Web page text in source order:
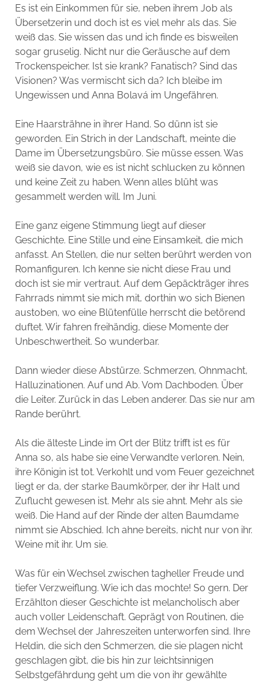
Es ist ein Einkommen für sie, neben ihrem Job als
Übersetzerin und doch ist es viel mehr als das. Sie
weiß das. Sie wissen das und ich finde es bisweilen
sogar gruselig. Nicht nur die Geräusche auf dem
Trockenspeicher. Ist sie krank? Fanatisch? Sind das
Visionen? Was vermischt sich da? Ich bleibe im
Ungewissen und Anna Bolavá im Ungefähren.
Eine Haarsträhne in ihrer Hand. So dünn ist sie
geworden. Ein Strich in der Landschaft, meinte die
Dame im Übersetzungsbüro. Sie müsse essen. Was
weiß sie davon, wie es ist nicht schlucken zu können
und keine Zeit zu haben. Wenn alles blüht was
gesammelt werden will. Im Juni.
Eine ganz eigene Stimmung liegt auf dieser
Geschichte. Eine Stille und eine Einsamkeit, die mich
anfasst. An Stellen, die nur selten berührt werden von
Romanfiguren. Ich kenne sie nicht diese Frau und
doch ist sie mir vertraut. Auf dem Gepäckträger ihres
Fahrrads nimmt sie mich mit, dorthin wo sich Bienen
austoben, wo eine Blütenfülle herrscht die betörend
duftet. Wir fahren freihändig, diese Momente der
Unbeschwertheit. So wunderbar.
Dann wieder diese Abstürze. Schmerzen, Ohnmacht,
Halluzinationen. Auf und Ab. Vom Dachboden. Über
die Leiter. Zurück in das Leben anderer. Das sie nur am
Rande berührt.
Als die älteste Linde im Ort der Blitz trifft ist es für
Anna so, als habe sie eine Verwandte verloren. Nein,
ihre Königin ist tot. Verkohlt und vom Feuer gezeichnet
liegt er da, der starke Baumkörper, der ihr Halt und
Zuflucht gewesen ist. Mehr als sie ahnt. Mehr als sie
weiß. Die Hand auf der Rinde der alten Baumdame
nimmt sie Abschied. Ich ahne bereits, nicht nur von ihr.
Weine mit ihr. Um sie.
Was für ein Wechsel zwischen tagheller Freude und
tiefer Verzweiflung. Wie ich das mochte! So gern. Der
Erzählton dieser Geschichte ist melancholisch aber
auch voller Leidenschaft. Geprägt von Routinen, die
dem Wechsel der Jahreszeiten unterworfen sind. Ihre
Heldin, die sich den Schmerzen, die sie plagen nicht
geschlagen gibt, die bis hin zur leichtsinnigen
Selbstgefährdung geht um die von ihr gewählte